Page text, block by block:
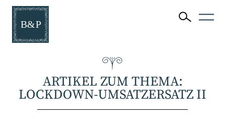
ARTIKEL ZUM THEMA:
LOCKDOWN-UMSATZERSATZ II